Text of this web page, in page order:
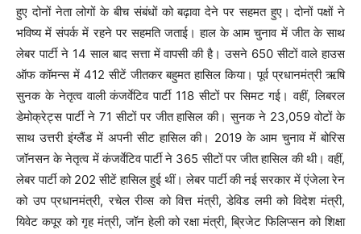
हुए दोनों नेता लोगों के बीच संबंधों को बढ़ावा देने पर सहमत हुए। दोनों पक्षों ने
भविष्य में संपर्क में रहने पर सहमति जताई। हाल के आम चुनाव में जीत के साथ
लेबर पार्टी ने 14 साल बाद सत्ता में वापसी की है। उसने 650 सीटों वाले हाउस
ऑफ कॉमन्स में 412 सीटें जीतकर बहुमत हासिल किया। पूर्व प्रधानमंत्री ऋषि
सुनक के नेतृत्व वाली कंजर्वेटिव पार्टी 118 सीटों पर सिमट गई। वहीं, लिबरल
डेमोक्रेट्स पार्टी ने 71 सीटों पर जीत हासिल की। सुनक ने 23,059 वोटों के
साथ उत्तरी इंग्लैंड में अपनी सीट हासिल की। 2019 के आम चुनाव में बोरिस
जॉनसन के नेतृत्व में कंजर्वेटिव पार्टी ने 365 सीटों पर जीत हासिल की थी। वहीं,
लेबर पार्टी को 202 सीटें हासिल हुई थीं। लेबर पार्टी की नई सरकार में एंजेला रेन
को उप प्रधानमंत्री, रचेल रीव्स को वित्त मंत्री, डेविड लमी को विदेश मंत्री,
यिवेट कपूर को गृह मंत्री, जॉन हेली को रक्षा मंत्री, ब्रिजेट फिलिप्सन को शिक्षा